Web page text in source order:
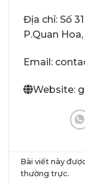
Địa chỉ: Số
P.Quan
Email:
Website:
Bài viết này
thường trực.